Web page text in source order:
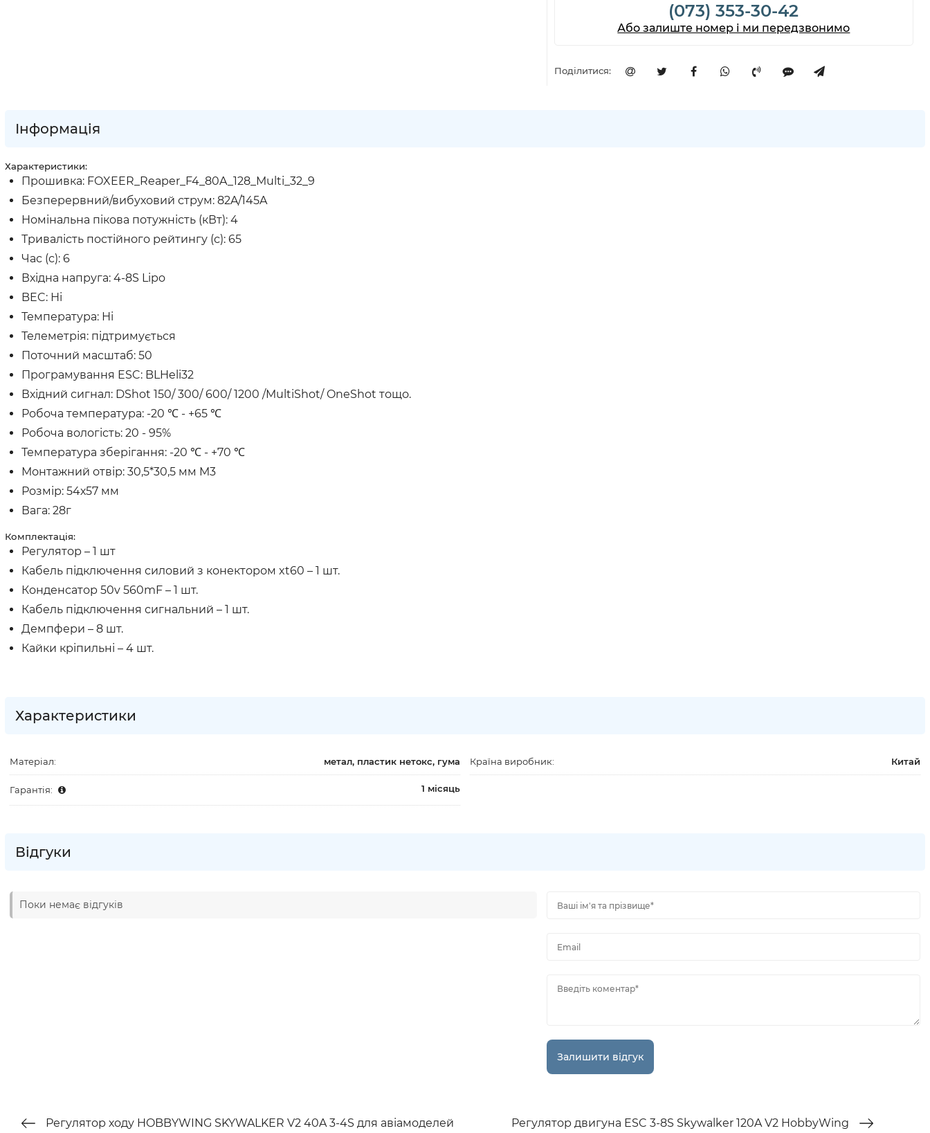
(073) 353-30-42
Або залиште номер і ми передзвонимо
Поділитися:
Інформація
Характеристики:
Прошивка: FOXEER_Reaper_F4_80A_128_Multi_32_9
Безперервний/вибуховий струм: 82A/145A
Номінальна пікова потужність (кВт): 4
Тривалість постійного рейтингу (с): 65
Час (с): 6
Вхідна напруга: 4-8S Lipo
BEC: Ні
Температура: Ні
Телеметрія: підтримується
Поточний масштаб: 50
Програмування ESC: BLHeli32
Вхідний сигнал: DShot 150/ 300/ 600/ 1200 /MultiShot/ OneShot тощо.
Робоча температура: -20 ℃ - +65 ℃
Робоча вологість: 20 - 95%
Температура зберігання: -20 ℃ - +70 ℃
Монтажний отвір: 30,5*30,5 мм M3
Розмір: 54х57 мм
Вага: 28г
Комплектація:
Регулятор – 1 шт
Кабель підключення силовий з конектором xt60 – 1 шт.
Конденсатор 50v 560mF – 1 шт.
Кабель підключення сигнальний – 1 шт.
Демпфери – 8 шт.
Кайки кріпильні – 4 шт.
Характеристики
Матеріал: метал, пластик нетокс, гума Країна виробник: Китай
Гарантія: 1 місяць
Відгуки
Поки немає відгуків Ваші ім'я та прізвище*
Email
Введіть коментар*
Регулятор ходу HOBBYWING SKYWALKER V2 40A 3-4S для авіамоделей Регулятор двигуна ESC 3-8S Skywalker 120A V2 HobbyWing